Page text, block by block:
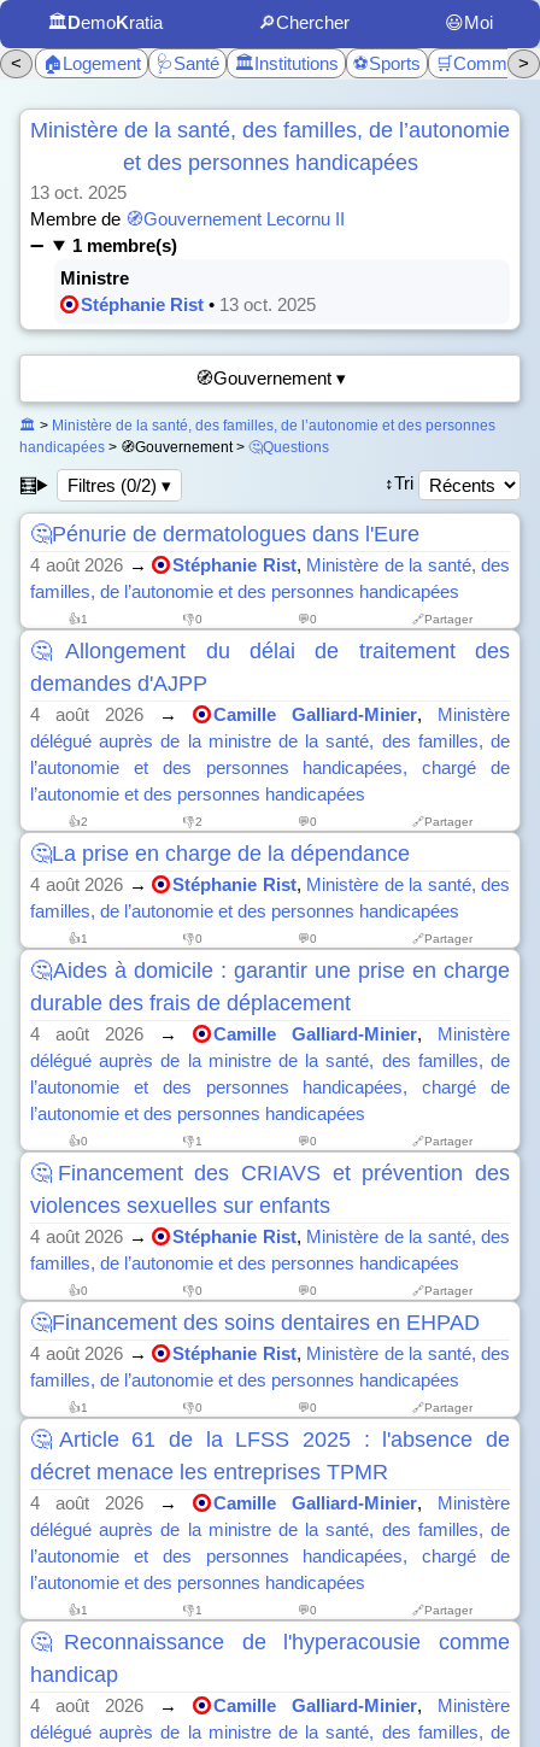
🏛️DemoKratia 🔎Chercher
😃Moi
<
🏠Logement 🩺Santé 🏛️Institutions ⚽Sports >
Ministère de la santé, des familles, de l’autonomie
et des personnes handicapées
13 oct. 2025
Membre de 🧭Gouvernement Lecornu II
1 membre(s)
Ministre
Stéphanie Rist • 13 oct. 2025
🧭Gouvernement ▾
🏛️ > Ministère de la santé, des familles, de l’autonomie et des personnes
handicapées > 🧭Gouvernement > 🤔Questions
🧮 Filtres (0/2) ▾ ↕️Tri
🤔Pénurie de dermatologues dans l'Eure
4 août 2026 → Stéphanie Rist, Ministère de la santé, des
familles, de l’autonomie et des personnes handicapées
👍1 👎0 💬0 🔗Partager
🤔Allongement du délai de traitement des
demandes d'AJPP
4 août 2026 → Camille Galliard-Minier, Ministère
délégué auprès de la ministre de la santé, des familles, de
l’autonomie et des personnes handicapées, chargé de
l’autonomie et des personnes handicapées
👍2 👎2 💬0 🔗Partager
🤔La prise en charge de la dépendance
4 août 2026 → Stéphanie Rist, Ministère de la santé, des
familles, de l’autonomie et des personnes handicapées
👍1 👎0 💬0 🔗Partager
🤔Aides à domicile : garantir une prise en charge
durable des frais de déplacement
4 août 2026 → Camille Galliard-Minier, Ministère
délégué auprès de la ministre de la santé, des familles, de
l’autonomie et des personnes handicapées, chargé de
l’autonomie et des personnes handicapées
👍0 👎1 💬0 🔗Partager
🤔Financement des CRIAVS et prévention des
violences sexuelles sur enfants
4 août 2026 → Stéphanie Rist, Ministère de la santé, des
familles, de l’autonomie et des personnes handicapées
👍0 👎0 💬0 🔗Partager
🤔Financement des soins dentaires en EHPAD
4 août 2026 → Stéphanie Rist, Ministère de la santé, des
familles, de l’autonomie et des personnes handicapées
👍1 👎0 💬0 🔗Partager
🤔Article 61 de la LFSS 2025 : l'absence de
décret menace les entreprises TPMR
4 août 2026 → Camille Galliard-Minier, Ministère
délégué auprès de la ministre de la santé, des familles, de
l’autonomie et des personnes handicapées, chargé de
l’autonomie et des personnes handicapées
👍1 👎1 💬0 🔗Partager
🤔Reconnaissance de l'hyperacousie comme
handicap
4 août 2026 → Camille Galliard-Minier, Ministère
délégué auprès de la ministre de la santé, des familles, de